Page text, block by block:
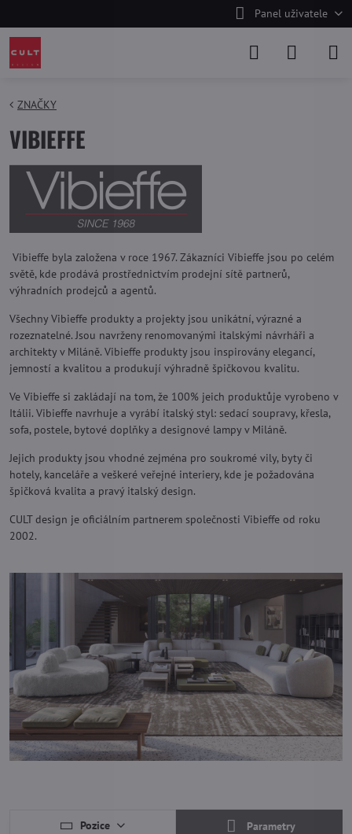
Panel uživatele
ZNAČKY
VIBIEFFE
Vibieffe byla založena v roce 1967. Zákazníci Vibieffe jsou po celém
světě, kde prodává prostřednictvím prodejní sítě partnerů,
výhradních prodejců a agentů.
Všechny Vibieffe produkty a projekty jsou unikátní, výrazné a
rozeznatelné. Jsou navrženy renomovanými italskými návrháři a
architekty v Miláně. Vibieffe produkty jsou inspirovány elegancí,
jemností a kvalitou a produkují výhradně špičkovou kvalitu.
Ve Vibieffe si zakládají na tom, že 100% jeich produktůje vyrobeno v
Itálii. Vibieffe navrhuje a vyrábí italský styl: sedací soupravy, křesla,
sofa, postele, bytové doplňky a designové lampy v Miláně.
Jejich produkty jsou vhodné zejména pro soukromé vily, byty či
hotely, kanceláře a veškeré veřejné interiery, kde je požadována
špičková kvalita a pravý italský design.
CULT design je oficiálním partnerem společnosti Vibieffe od roku
2002.
Pozice Parametry